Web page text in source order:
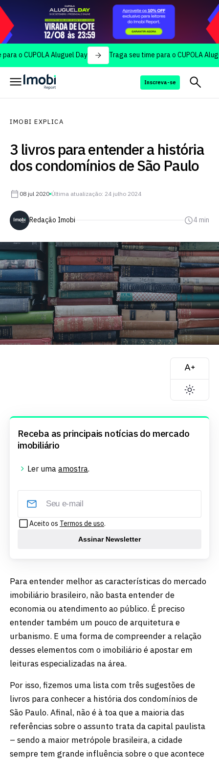
Aluguel Day Traga seu time para o CUPOLA Aluguel Day
Inscreva-se
IMOBI EXPLICA
3 livros para entender a história
dos condomínios de São Paulo
08 jul 2020 Última atualização: 24 julho 2024
Redação Imobi 4 min
Receba as principais notícias do mercado
imobiliário
Ler uma amostra.
Aceito os Termos de uso.
Assinar Newsletter
Para entender melhor as características do mercado
imobiliário brasileiro, não basta entender de
economia ou atendimento ao público. É preciso
entender também um pouco de arquitetura e
urbanismo. E uma forma de compreender a relação
desses elementos com o imobiliário é apostar em
leituras especializadas na área.
Por isso, fizemos uma lista com três sugestões de
livros para conhecer a história dos condomínios de
São Paulo. Afinal, não é à toa que a maioria das
referências sobre o assunto trata da capital paulista
– sendo a maior metrópole brasileira, a cidade
sempre tem grande influência sobre o que acontece